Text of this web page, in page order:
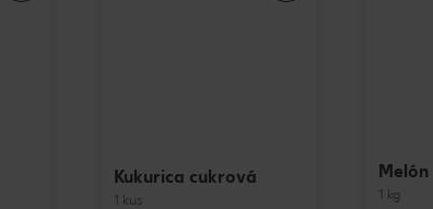
Kukurica cukrová
1 kus 1 kg